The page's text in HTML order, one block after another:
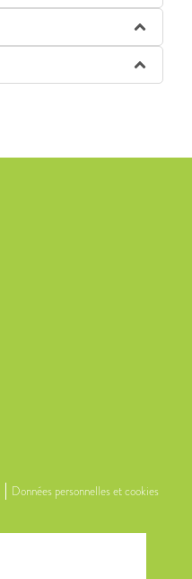
Données personnelles et cookies